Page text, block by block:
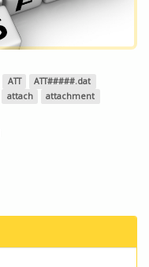
ATT
ATT#####.dat
attach
attachment